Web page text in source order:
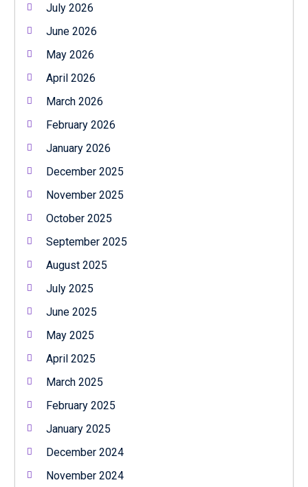
July 2026
June 2026
May 2026
April 2026
March 2026
February 2026
January 2026
December 2025
November 2025
October 2025
September 2025
August 2025
July 2025
June 2025
May 2025
April 2025
March 2025
February 2025
January 2025
December 2024
November 2024